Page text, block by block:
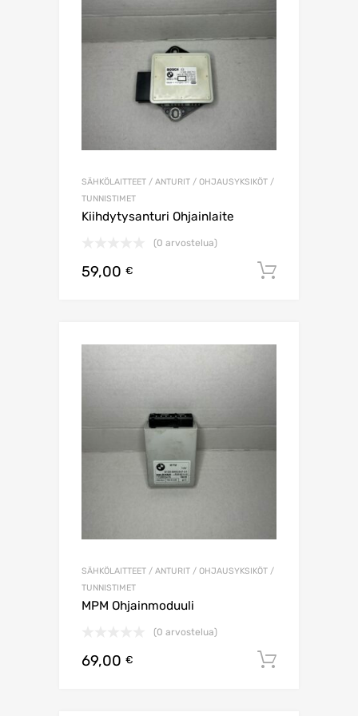
SÄHKÖLAITTEET / ANTURIT / OHJAUSYKSIKÖT /
TUNNISTIMET
Kiihdytysanturi Ohjainlaite
(0 arvostelua)
59,00 €
SÄHKÖLAITTEET / ANTURIT / OHJAUSYKSIKÖT /
TUNNISTIMET
MPM Ohjainmoduuli
(0 arvostelua)
69,00 €